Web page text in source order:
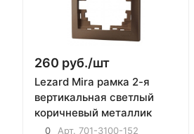
260 руб./шт
Lezard Mira рамка 2-я
вертикальная светлый
коричневый металлик
0 Арт. 701-3100-152